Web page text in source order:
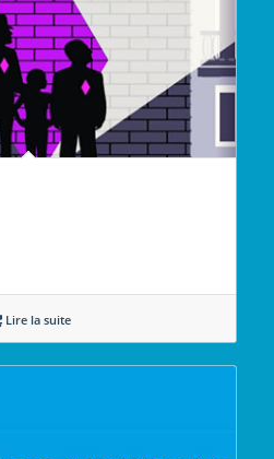
Lire la suite